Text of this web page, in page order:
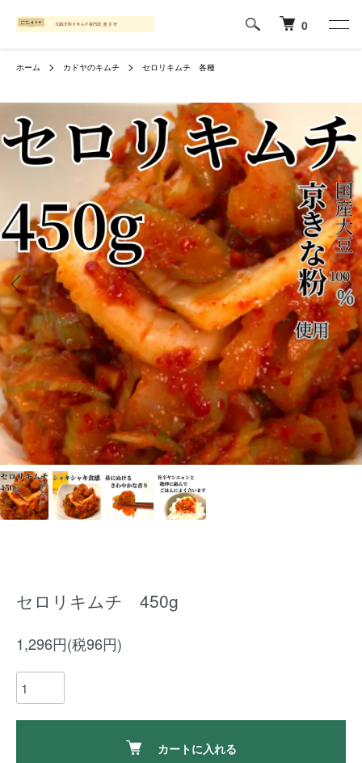
0
ホーム カドヤのキムチ セロリキムチ 各種
セロリキムチ 450g
1,296円(税96円)
カートに入れる